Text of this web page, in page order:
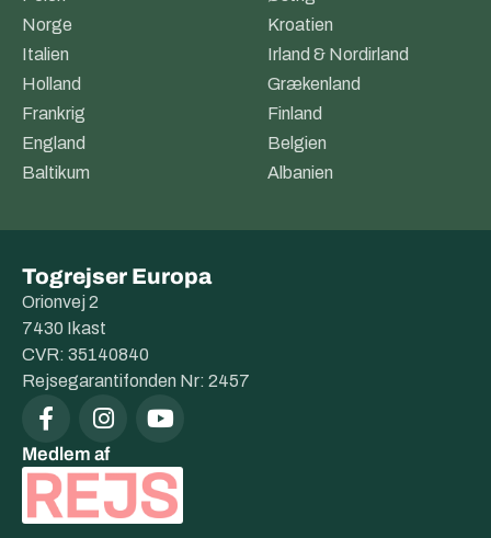
Norge
Kroatien
Italien
Irland & Nordirland
Holland
Grækenland
Frankrig
Finland
England
Belgien
Baltikum
Albanien
Togrejser Europa
Orionvej 2
7430 Ikast
CVR: 35140840
Rejsegarantifonden Nr: 2457
Medlem af